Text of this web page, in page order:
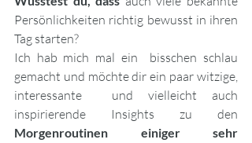
Persönlichkeiten richtig bewusst in ihren
Tag starten?
Ich hab mich mal ein  bisschen schlau
gemacht und möchte dir ein paar witzige,
interessante  und vielleicht auch
Morgenroutinen einiger sehr